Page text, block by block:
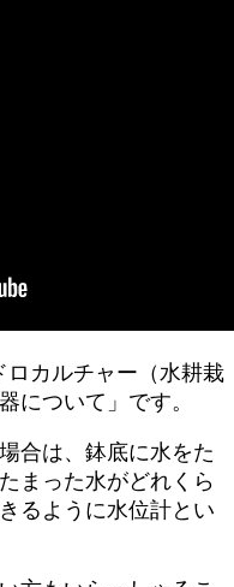
ロカルチャー（水耕栽
について」です。
合は、鉢底に水をた
まった水がどれくら
るように水位計とい